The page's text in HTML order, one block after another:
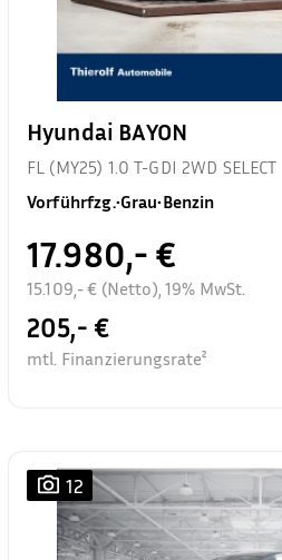
Hyundai BAYON
FL (MY25) 1.0 T-GDI 2WD SELECT
Vorführfzg.•Grau•Benzin
17.980,- €
15.109,- € (Netto), 19% MwSt.
205,- €
mtl. Finanzierungsrate²
12